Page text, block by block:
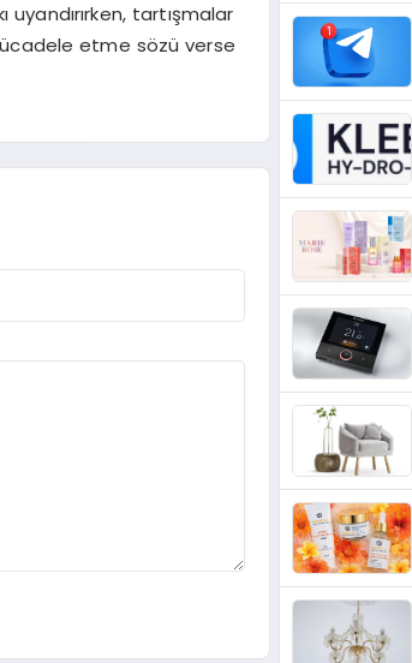
uyandırırken, tartışmalar
etme sözü verse